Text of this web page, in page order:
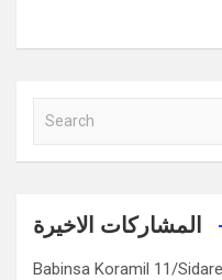
a
c
المشاركات الاخيرة
Babinsa Koramil 11/